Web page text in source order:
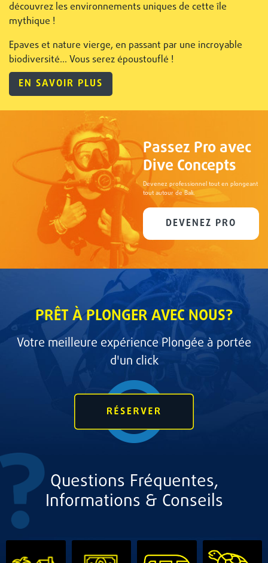
découvrez les environnements uniques de cette île
mythique !
Epaves et nature vierge, en passant par une incroyable
biodiversité... Vous serez époustouflé !
EN SAVOIR PLUS
Passez Pro avec
Dive Concepts
Devenez professionnel tout en plongeant
tout autour de Bali.
DEVENEZ PRO
PRÊT À PLONGER AVEC NOUS?
Votre meilleure expérience Plongée à portée
d'un click
Questions Fréquentes,
Informations & Conseils